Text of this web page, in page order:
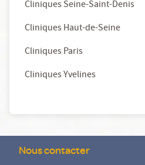
Cliniques Seine-Saint-Denis
Cliniques Haut-de-Seine
Cliniques Paris
Cliniques Yvelines
Nous contacter